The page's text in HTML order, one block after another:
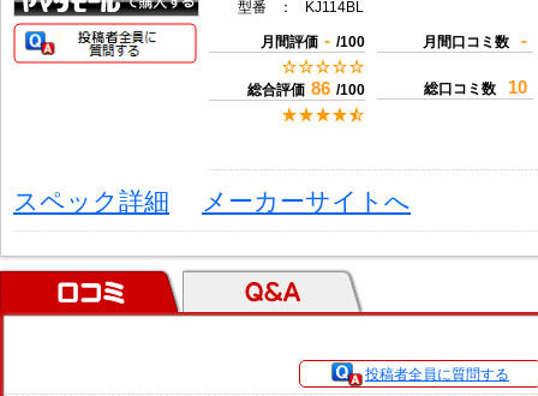
型番
： KJ114BL
月間評価 - /100
総合評価 86 /100
月間口コミ数 -
総口コミ数 10
スペック詳細 メーカーサイトへ
投稿者全員に質問する